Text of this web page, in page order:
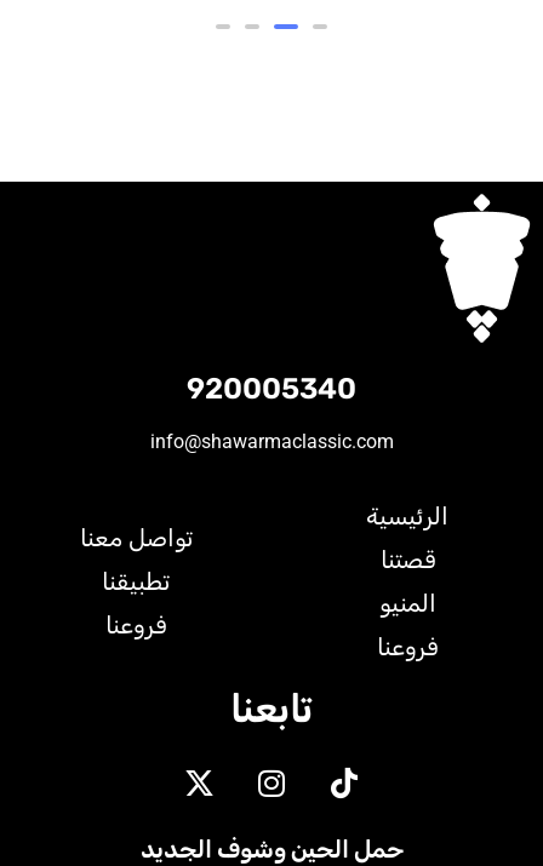
920005340
info@shawarmaclassic.com
الرئيسية
قصتنا
المنيو
فروعنا
تواصل معنا
تطبيقنا
فروعنا
تابعنا
حمل الحين وشوف الجديد